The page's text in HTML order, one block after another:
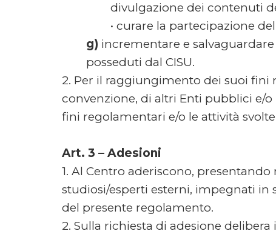
divulgazione dei contenuti
• curare la partecipazione
g) incrementare e
posseduti dal CISU.
2. Per il raggiungimento dei suoi fini
convenzione, di altri Enti pubblici e/
fini regolamentari e/o le attività
Art. 3 – Adesioni
1. Al Centro aderiscono,
studiosi/esperti esterni, impegnati in
del presente regolamento.
2. Sulla richiesta di adesione